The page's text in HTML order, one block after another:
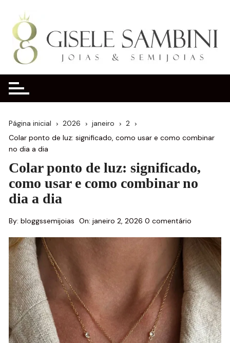
conteúdo
Página inicial 2026 janeiro
2
Colar ponto de luz: significado, como usar e como combinar
no dia a dia
Colar ponto de luz: significado,
como usar e como combinar no
dia a dia
By: bloggssemijoias On:janeiro 2, 2026 0 comentário